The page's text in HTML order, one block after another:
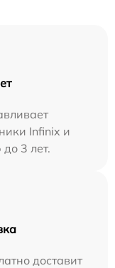
Infinix и
3 лет.
доставит